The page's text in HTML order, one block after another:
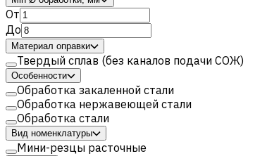
От
До
Материал оправки
Твердый сплав (без каналов подачи СОЖ)
Особенности
Обработка закаленной стали
Обработка нержавеющей стали
Обработка стали
Вид номенклатуры
Мини-резцы расточные